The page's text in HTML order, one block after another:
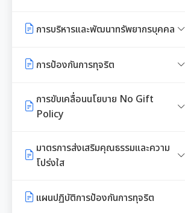
ข้าราชการ
อบรม
และข้าราชการท้องถิ่น
เกร็ดความรู้ที่เกี่ยวข้องในการปฏิบัติ
นโยบายคุ้มครองข้อมูลส่วนบุคคล
ปี รอบ 6 เดือน
รายงานผลการใช้จ่ายงบประมาณ
สรุปผลการจัดซื้อจัดจ้าง หรือการ
จัดหาพัสดุประจำปี
รายการการจัดซื้อจัดจ้างหรือการ
ความก้าวหน้าการจัดซื้อจัดจ้างหรือ
การบริหารและพัฒนาทรัพยากรบุคคล
หลักเกณฑ์การบริหารและพัฒนา
แผนการบริหารและพัฒนาทรัพยากร
บุคคล
รายงานผลการบริหารและพัฒนา
ทรัพยากรบุคคลประจำปี
ประมวลจริยธรรมสำหรับเจ้าหน้าที่
การป้องกันการทุจริต
แนวปฏิบัติการจัดการเรื่องร้องเรียน
การทุจริตฯ
ข้อมูลสถิติเรื่องร้องเรียนการทุจริต
และประพฤติมิชอบ
การขับเคลื่อนนโยบาย No Gift
Policy
ประกาศเจตนารมณ์นโยบาย No
Gift Policy
การขับเคลื่อนนโยบาย No Gift
Policy จากการปฏิบัติหน้าที่
มาตรการส่งเสริมคุณธรรมและความ
โปร่งใส
การนำผลการประเมิน ITA ไปสู่การ
แผนปฏิบัติการป้องกันการทุจริต